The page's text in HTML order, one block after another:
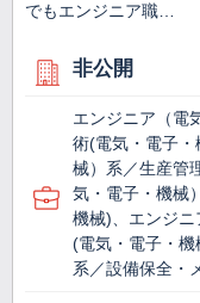
でもエンジニア職…
非公開
エンジニア（電
術(電気・電子
械）系／生産管
気・電子・機械
機械)、エンジ
(電気・電子・機
系／設備保全・